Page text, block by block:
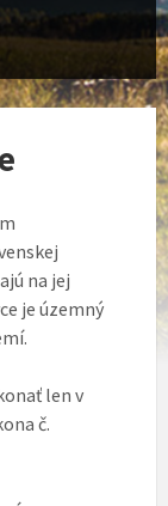
na jej
je územný
len v
č.